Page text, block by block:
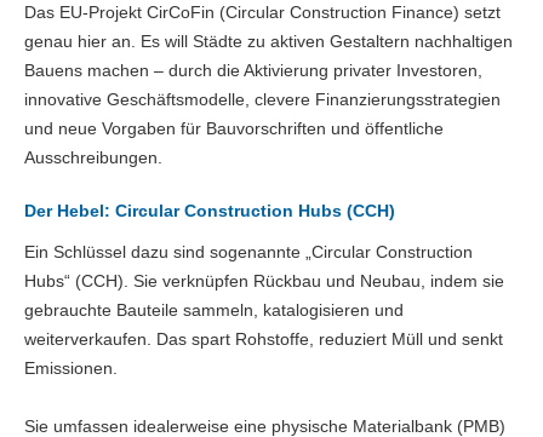
Das EU-Projekt CirCoFin (Circular Construction Finance) setzt
genau hier an. Es will Städte zu aktiven Gestaltern nachhaltigen
Bauens machen – durch die Aktivierung privater Investoren,
innovative Geschäftsmodelle, clevere Finanzierungsstrategien
und neue Vorgaben für Bauvorschriften und öffentliche
Ausschreibungen.
Der Hebel: Circular Construction Hubs (CCH)
Ein Schlüssel dazu sind sogenannte „Circular Construction
Hubs“ (CCH). Sie verknüpfen Rückbau und Neubau, indem sie
gebrauchte Bauteile sammeln, katalogisieren und
weiterverkaufen. Das spart Rohstoffe, reduziert Müll und senkt
Emissionen.
Sie umfassen idealerweise eine physische Materialbank (PMB)